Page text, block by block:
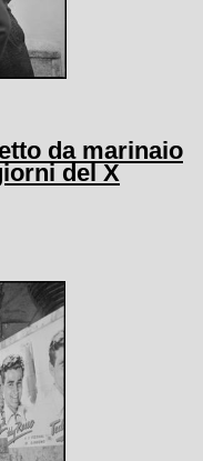
da marinaio
del X